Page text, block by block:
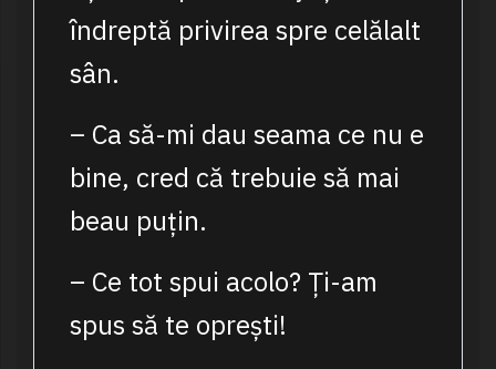
îndreptă privirea spre celălalt
sân.
– Ca să-mi dau seama ce nu e
bine, cred că trebuie să mai
beau puțin.
– Ce tot spui acolo? Ți-am
spus să te oprești!